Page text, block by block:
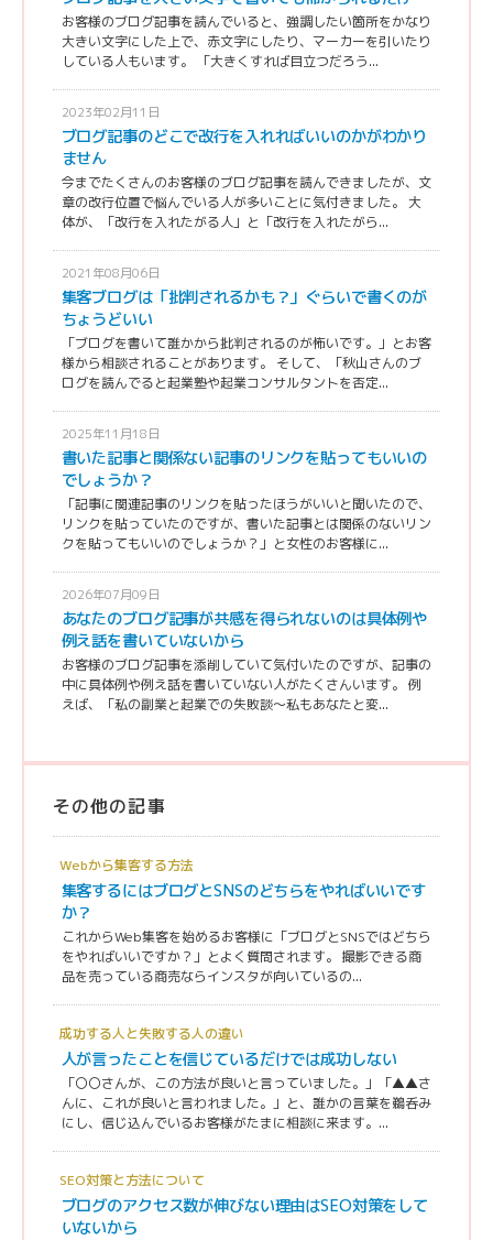
お客様のブログ記事を読んでいると、強調したい箇所をかなり
大きい文字にした上で、赤文字にしたり、マーカーを引いたり
している人もいます。 「大きくすれば目立つだろう...
2023年02月11日
ブログ記事のどこで改行を入れればいいのかがわかり
ません
今までたくさんのお客様のブログ記事を読んできましたが、文
章の改行位置で悩んでいる人が多いことに気付きました。 大
体が、「改行を入れたがる人」と「改行を入れたがら...
2021年08月06日
集客ブログは「批判されるかも？」ぐらいで書くのが
ちょうどいい
「ブログを書いて誰かから批判されるのが怖いです。」とお客
様から相談されることがあります。 そして、「秋山さんのブ
ログを読んでると起業塾や起業コンサルタントを否定...
2025年11月18日
書いた記事と関係ない記事のリンクを貼ってもいいの
でしょうか？
「記事に関連記事のリンクを貼ったほうがいいと聞いたので、
リンクを貼っていたのですが、書いた記事とは関係のないリン
クを貼ってもいいのでしょうか？」と女性のお客様に...
2026年07月09日
あなたのブログ記事が共感を得られないのは具体例や
例え話を書いていないから
お客様のブログ記事を添削していて気付いたのですが、記事の
中に具体例や例え話を書いていない人がたくさんいます。 例
えば、「私の副業と起業での失敗談〜私もあなたと変...
その他の記事
Webから集客する方法
集客するにはブログとSNSのどちらをやればいいです
か？
これからWeb集客を始めるお客様に「ブログとSNSではどちら
をやればいいですか？」とよく質問されます。 撮影できる商
品を売っている商売ならインスタが向いているの...
成功する人と失敗する人の違い
人が言ったことを信じているだけでは成功しない
「〇〇さんが、この方法が良いと言っていました。」「▲▲さ
んに、これが良いと言われました。」と、誰かの言葉を鵜呑み
にし、信じ込んでいるお客様がたまに相談に来ます。...
SEO対策と方法について
ブログのアクセス数が伸びない理由はSEO対策をして
いないから